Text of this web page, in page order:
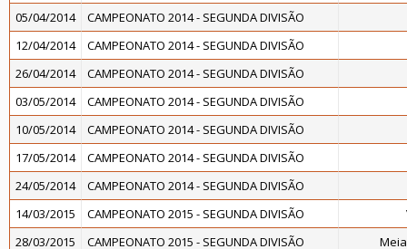
05/04/2014
CAMPEONATO 2014 - SEGUNDA DIVISÃO
12/04/2014
CAMPEONATO 2014 - SEGUNDA DIVISÃO
26/04/2014
CAMPEONATO 2014 - SEGUNDA DIVISÃO
03/05/2014
CAMPEONATO 2014 - SEGUNDA DIVISÃO
10/05/2014
CAMPEONATO 2014 - SEGUNDA DIVISÃO
17/05/2014
CAMPEONATO 2014 - SEGUNDA DIVISÃO
24/05/2014
CAMPEONATO 2014 - SEGUNDA DIVISÃO
14/03/2015
CAMPEONATO 2015 - SEGUNDA DIVISÃO
28/03/2015
CAMPEONATO 2015 - SEGUNDA DIVISÃO